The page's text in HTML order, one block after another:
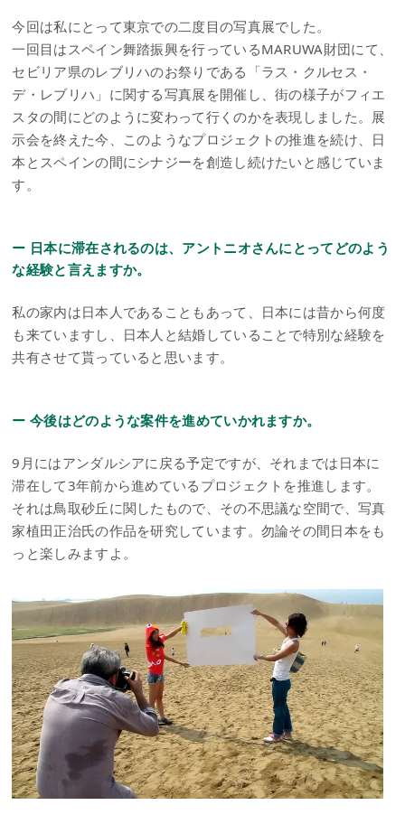
今回は私にとって東京での二度目の写真展でした。
一回目はスペイン舞踏振興を行っているMARUWA財団にて、
セビリア県のレブリハのお祭りである「ラス・クルセス・
デ・レブリハ」に関する写真展を開催し、街の様子がフィエ
スタの間にどのように変わって行くのかを表現しました。展
示会を終えた今、このようなプロジェクトの推進を続け、日
本とスペインの間にシナジーを創造し続けたいと感じていま
す。
ー 日本に滞在されるのは、アントニオさんにとってどのよう
な経験と言えますか。
私の家内は日本人であることもあって、日本には昔から何度
も来ていますし、日本人と結婚していることで特別な経験を
共有させて貰っていると思います。
ー 今後はどのような案件を進めていかれますか。
9月にはアンダルシアに戻る予定ですが、それまでは日本に
滞在して3年前から進めているプロジェクトを推進します。
それは鳥取砂丘に関したもので、その不思議な空間で、写真
家植田正治氏の作品を研究しています。勿論その間日本をも
っと楽しみますよ。